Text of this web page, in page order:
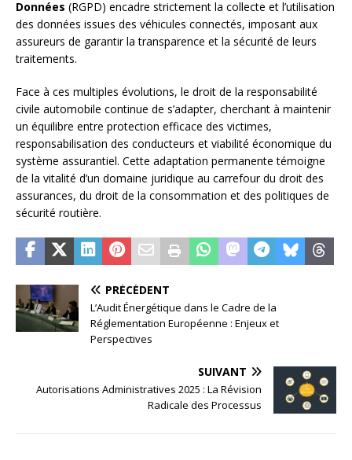
Données (RGPD) encadre strictement la collecte et l’utilisation
des données issues des véhicules connectés, imposant aux
assureurs de garantir la transparence et la sécurité de leurs
traitements.
Face à ces multiples évolutions, le droit de la responsabilité
civile automobile continue de s’adapter, cherchant à maintenir
un équilibre entre protection efficace des victimes,
responsabilisation des conducteurs et viabilité économique du
système assurantiel. Cette adaptation permanente témoigne
de la vitalité d’un domaine juridique au carrefour du droit des
assurances, du droit de la consommation et des politiques de
sécurité routière.
PRÉCÉDENT
L’Audit Énergétique dans le Cadre de la
Réglementation Européenne : Enjeux et
Perspectives
SUIVANT
Autorisations Administratives 2025 : La Révision
Radicale des Processus